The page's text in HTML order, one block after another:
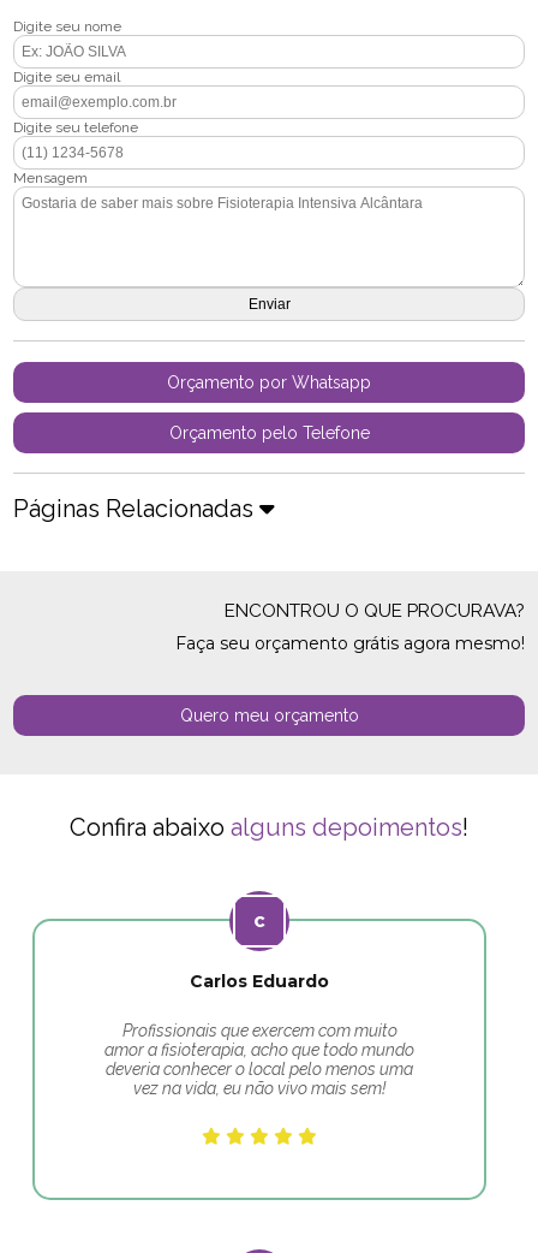
Digite seu nome
Digite seu email
Digite seu telefone
Mensagem
Orçamento por Whatsapp
Orçamento pelo Telefone
Páginas Relacionadas
ENCONTROU O QUE PROCURAVA?
Faça seu orçamento grátis agora mesmo!
Quero meu orçamento
Confira abaixo alguns depoimentos!
Carlos Eduardo
Profissionais que exercem com muito
amor a fisioterapia, acho que todo mundo
deveria conhecer o local pelo menos uma
vez na vida, eu não vivo mais sem!